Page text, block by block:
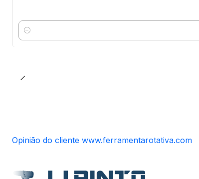
Quantidade
Opinião do cliente www.ferramentarotativa.com